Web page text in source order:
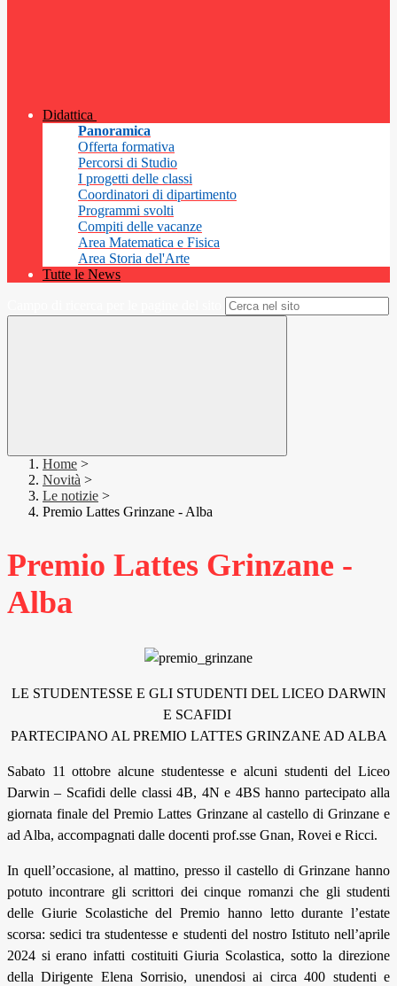
Didattica
Panoramica
Offerta formativa
Percorsi di Studio
I progetti delle classi
Coordinatori di dipartimento
Programmi svolti
Compiti delle vacanze
Area Matematica e Fisica
Area Storia del'Arte
Tutte le News
Home >
Novità >
Le notizie >
Premio Lattes Grinzane - Alba
Premio Lattes Grinzane -
Alba
LE STUDENTESSE E GLI STUDENTI DEL LICEO DARWIN
E SCAFIDI
PARTECIPANO AL PREMIO LATTES GRINZANE AD ALBA
Sabato 11 ottobre alcune studentesse e alcuni studenti del Liceo
Darwin – Scafidi delle classi 4B, 4N e 4BS hanno partecipato alla
giornata finale del Premio Lattes Grinzane al castello di Grinzane e
ad Alba, accompagnati dalle docenti prof.sse Gnan, Rovei e Ricci.
In quell’occasione, al mattino, presso il castello di Grinzane hanno
potuto incontrare gli scrittori dei cinque romanzi che gli studenti
delle Giurie Scolastiche del Premio hanno letto durante l’estate
scorsa: sedici tra studentesse e studenti del nostro Istituto nell’aprile
2024 si erano infatti costituiti Giuria Scolastica, sotto la direzione
della Dirigente Elena Sorrisio, unendosi ai circa 400 studenti e